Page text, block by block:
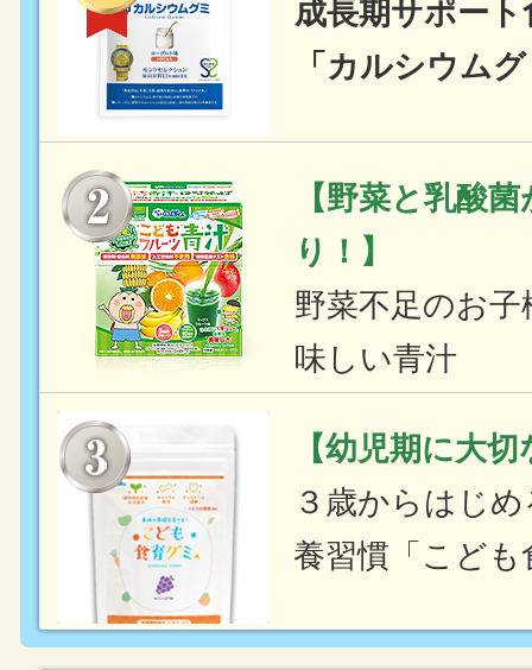
成長期サポート
「カルシウム
【野菜と乳酸
り！】
野菜不足のお
味しい青汁
【幼児期に大
３歳からはじ
養習慣「こども